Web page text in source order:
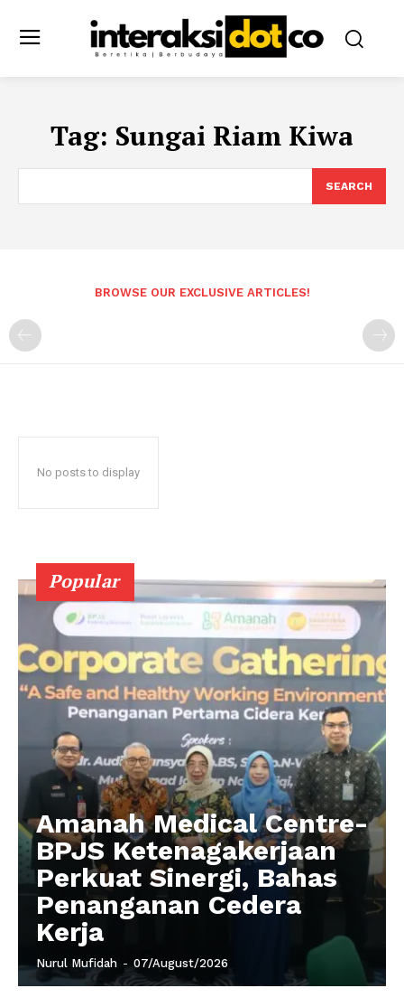
Tag: Sungai Riam Kiwa
SEARCH
BROWSE OUR EXCLUSIVE ARTICLES!
No posts to display
Popular
Amanah Medical Centre-
BPJS Ketenagakerjaan
Perkuat Sinergi, Bahas
Penanganan Cedera
Kerja
Nurul Mufidah - 07/August/2026